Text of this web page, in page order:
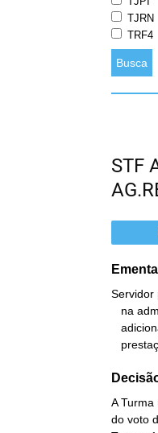
TJRN
TRF4
Busca
STF
Ementa
Servidor
A
do voto